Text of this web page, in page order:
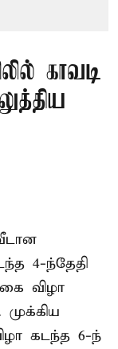
காவடி
4-ந்தேதி
விழா
கடந்த 6-ந்